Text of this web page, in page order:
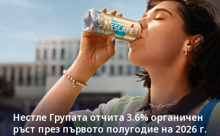
Нестле Групата отчита 3.6% органичен
ръст през първото полугодие на 2026 г.